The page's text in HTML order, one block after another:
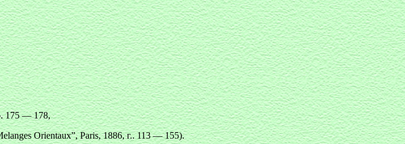
175 — 178,
Orientaux”, Paris,1886, г.. 113 — 155).